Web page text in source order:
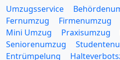
Umzugsservice
Fernumzug
Firmenumzug
Mini Umzug
Praxisumzug
Seniorenumzug
Entrümpelung